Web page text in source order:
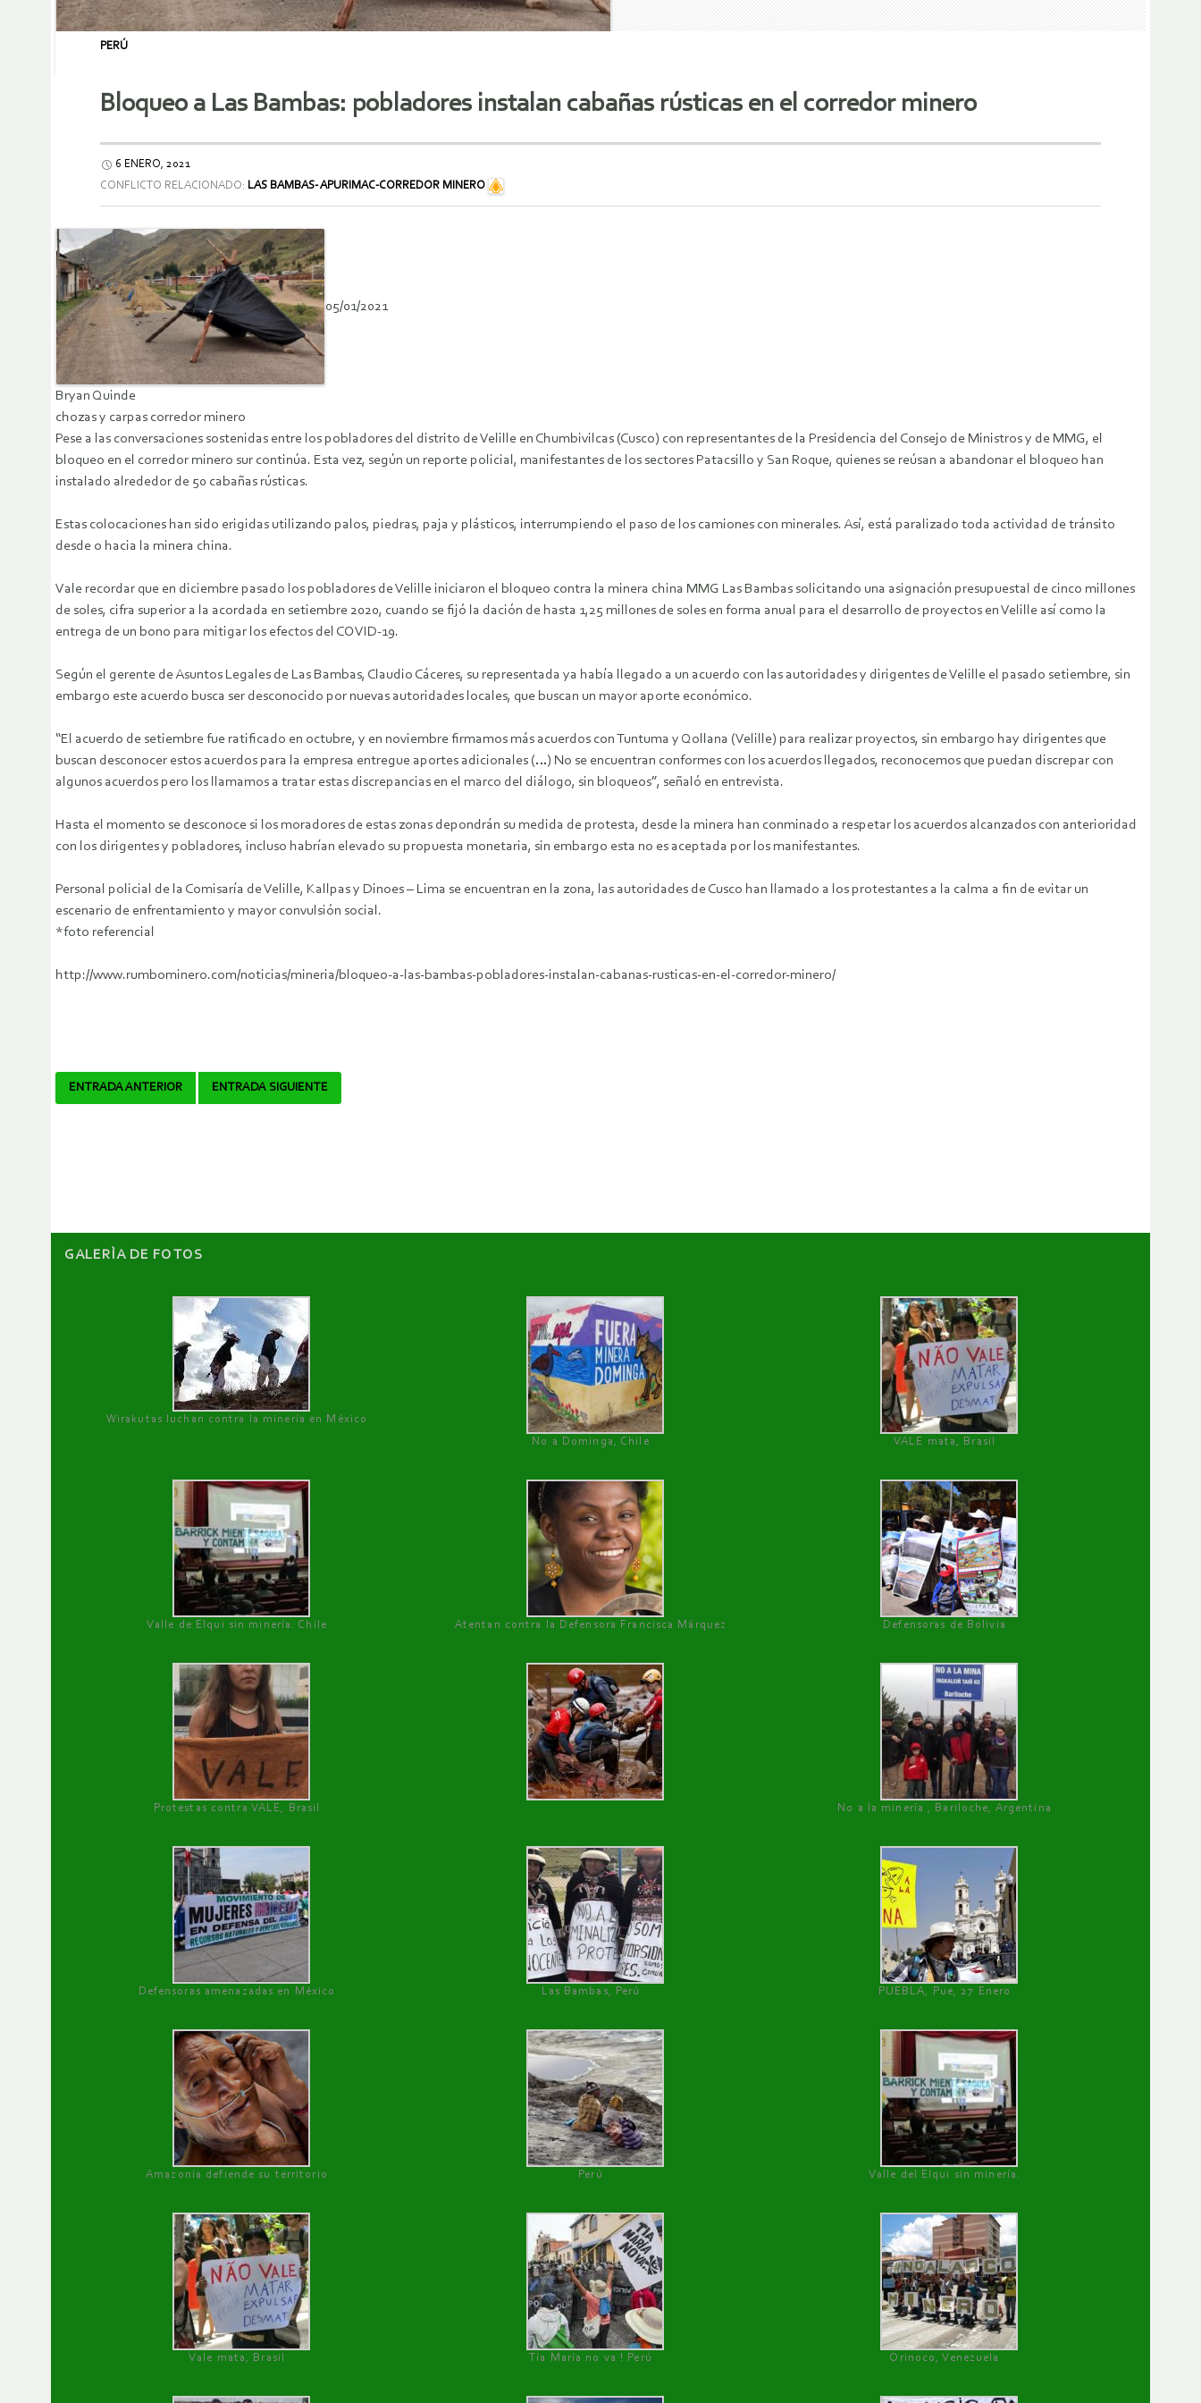
PERÚ
Bloqueo a Las Bambas: pobladores instalan cabañas rústicas en el corredor minero
6 ENERO, 2021
CONFLICTO RELACIONADO: LAS BAMBAS- APURIMAC-CORREDOR MINERO
05/01/2021
Bryan Quinde
chozas y carpas corredor minero
Pese a las conversaciones sostenidas entre los pobladores del distrito de Velille en Chumbivilcas (Cusco) con representantes de la Presidencia del Consejo de Ministros y de MMG, el
bloqueo en el corredor minero sur continúa. Esta vez, según un reporte policial, manifestantes de los sectores Patacsillo y San Roque, quienes se reúsan a abandonar el bloqueo han
instalado alrededor de 50 cabañas rústicas.
Estas colocaciones han sido erigidas utilizando palos, piedras, paja y plásticos, interrumpiendo el paso de los camiones con minerales. Así, está paralizado toda actividad de tránsito
desde o hacia la minera china.
Vale recordar que en diciembre pasado los pobladores de Velille iniciaron el bloqueo contra la minera china MMG Las Bambas solicitando una asignación presupuestal de cinco millones
de soles, cifra superior a la acordada en setiembre 2020, cuando se fijó la dación de hasta 1,25 millones de soles en forma anual para el desarrollo de proyectos en Velille así como la
entrega de un bono para mitigar los efectos del COVID-19.
Según el gerente de Asuntos Legales de Las Bambas, Claudio Cáceres, su representada ya había llegado a un acuerdo con las autoridades y dirigentes de Velille el pasado setiembre, sin
embargo este acuerdo busca ser desconocido por nuevas autoridades locales, que buscan un mayor aporte económico.
“El acuerdo de setiembre fue ratificado en octubre, y en noviembre firmamos más acuerdos con Tuntuma y Qollana (Velille) para realizar proyectos, sin embargo hay dirigentes que
buscan desconocer estos acuerdos para la empresa entregue aportes adicionales (…) No se encuentran conformes con los acuerdos llegados, reconocemos que puedan discrepar con
algunos acuerdos pero los llamamos a tratar estas discrepancias en el marco del diálogo, sin bloqueos”, señaló en entrevista.
Hasta el momento se desconoce si los moradores de estas zonas depondrán su medida de protesta, desde la minera han conminado a respetar los acuerdos alcanzados con anterioridad
con los dirigentes y pobladores, incluso habrían elevado su propuesta monetaria, sin embargo esta no es aceptada por los manifestantes.
Personal policial de la Comisaría de Velille, Kallpas y Dinoes – Lima se encuentran en la zona, las autoridades de Cusco han llamado a los protestantes a la calma a fin de evitar un
escenario de enfrentamiento y mayor convulsión social.
*foto referencial
http://www.rumbominero.com/noticias/mineria/bloqueo-a-las-bambas-pobladores-instalan-cabanas-rusticas-en-el-corredor-minero/
Navegador
ENTRADA ANTERIOR ENTRADA SIGUIENTE
GALERÌA DE FOTOS
Wirakutas luchan contra la minería en México
No a Dominga, Chile
VALE mata, Brasil
Valle de Elqui sin minería. Chile Atentan contra la Defensora Francisca Márquez Defensoras de Bolivia
Protestas contra VALE, Brasil No a la minería , Bariloche, Argentina
Defensoras amenazadas en México Las Bambas, Perú PUEBLA, Pue, 27 Enero
Amazonía defiende su territorio Perú Valle del Elqui sin minería.
Vale mata, Brasil Tía María no va ! Perú Orinoco, Venezuela